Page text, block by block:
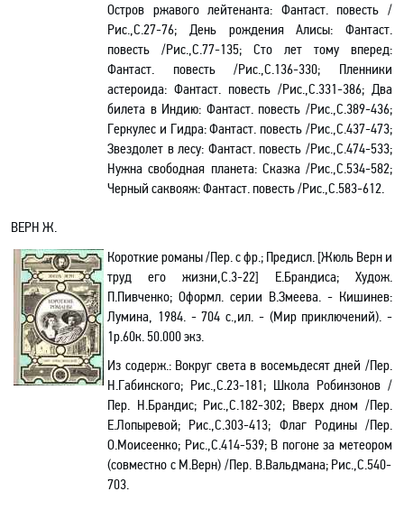
Остров ржавого лейтенанта: Фантаст. повесть /
Рис.,С.27-76; День рождения Алисы: Фантаст.
повесть /Рис.,С.77-135; Сто лет тому вперед:
Фантаст. повесть /Рис.,С.136-330; Пленники
астероида: Фантаст. повесть /Рис.,С.331-386; Два
билета в Индию: Фантаст. повесть /Рис.,С.389-436;
Геркулес и Гидра: Фантаст. повесть /Рис.,С.437-473;
Звездолет в лесу: Фантаст. повесть /Рис.,С.474-533;
Нужна свободная планета: Сказка /Рис.,С.534-582;
Черный саквояж: Фантаст. повесть /Рис.,С.583-612.
ВЕРН Ж.
Короткие романы /Пер. с фр.; Предисл. [Жюль Верн и
труд его жизни,С.3-22] Е.Брандиса; Худож.
П.Пивченко; Оформл. серии В.Змеева. - Кишинев:
Лумина, 1984. - 704 с.,ил. - (Мир приключений). -
1р.60к. 50.000 экз.
Из содерж.: Вокруг света в восемьдесят дней /Пер.
Н.Габинского; Рис.,С.23-181; Школа Робинзонов /
Пер. Н.Брандис; Рис.,С.182-302; Вверх дном/Пер.
Е.Лопыревой; Рис.,С.303-413; Флаг Родины /Пер.
О.Моисеенко; Рис.,С.414-539; В погоне за метеором
(совместно с М.Верн) /Пер. В.Вальдмана; Рис.,С.540-
703.